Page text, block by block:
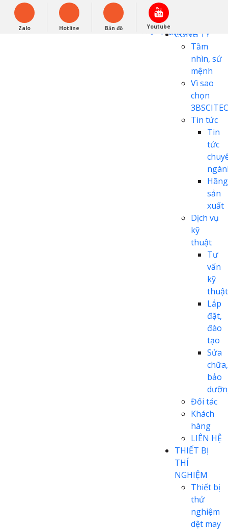
Powered by
Translate
English
0948279988
CÔNG TY
Tầm
nhìn, sứ
mệnh
Vì sao
chọn
Tin tức
Tin
tức
Hãng
sản
xuất
Dịch vụ
kỹ
thuật
Tư
vấn
kỹ
thuật
Lắp
đặt,
đào
tạo
Sửa
chữa,
bảo
Đối tác
Khách
hàng
LIÊN HỆ
THIẾT BỊ
THÍ
NGHIỆM
Thiết bị
thử
nghiệm
dệt may
Zalo Hotline Bản đồ Youtube